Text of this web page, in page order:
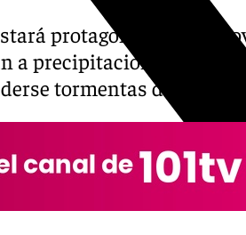
protagonizada por
a precipitaciones
tormentas durante